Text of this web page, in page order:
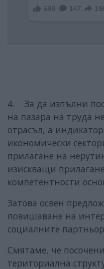
4. За да изпълни
на пазара на труда
отрасъл, а
икономически
прилагане на
изискващи
компетентности
Затова освен
повишаване на
социалните
Смятаме, че
териториална